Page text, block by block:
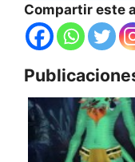
Compartir este